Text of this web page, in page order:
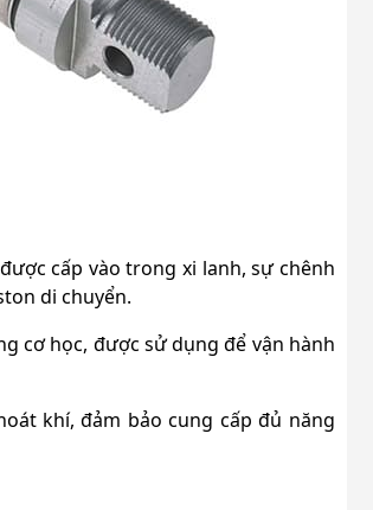
cấp vào trong xi lanh, sự chênh
di chuyển.
cơ học, được sử dụng để vận hành
khí, đảm bảo cung cấp đủ năng